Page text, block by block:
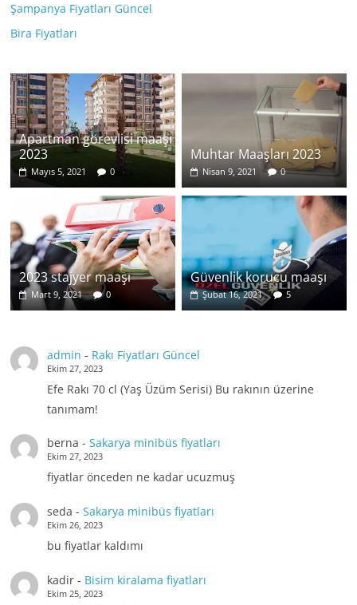
Şampanya Fiyatları Güncel
Bira Fiyatları
Apartman görevlisi maaşı
2023
Mayıs 5, 2021 0
Muhtar Maaşları 2023
Nisan 9, 2021 0
2023 stajyer maaşı
Mart 9, 2021 0
Güvenlik korucu maaşı
Şubat 16, 2021 5
admin - Rakı Fiyatları Güncel
Ekim 27, 2023
Efe Rakı 70 cl (Yaş Üzüm Serisi) Bu rakının üzerine
tanımam!
berna - Sakarya minibüs fiyatları
Ekim 27, 2023
fiyatlar önceden ne kadar ucuzmuş
seda - Sakarya minibüs fiyatları
Ekim 26, 2023
bu fiyatlar kaldımı
kadir- Bisim kiralama fiyatları
Ekim 25, 2023